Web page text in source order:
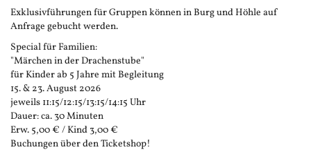
Exklusivführungen für Gruppen können in Burg und Höhle auf
Anfrage gebucht werden.
Special für Familien:
"Märchen in der Drachenstube"
für Kinder ab 5 Jahre mit Begleitung
15. & 23. August 2026
jeweils 11:15/12:15/13:15/14:15 Uhr
Dauer: ca. 30 Minuten
Erw. 5,00 € / Kind 3,00 €
Buchungen über den Ticketshop!